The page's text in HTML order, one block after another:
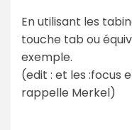
En utilisant les
touche tab ou
exemple.
(edit : et les :focus
rappelle Merkel)